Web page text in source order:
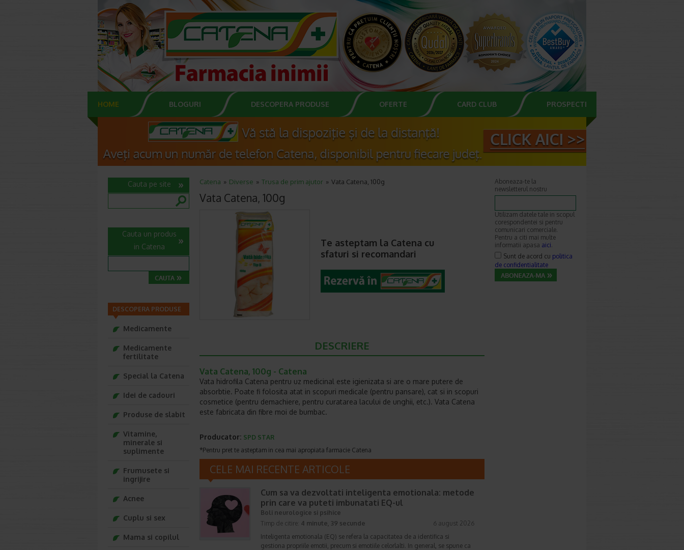
HOME BLOGURI DESCOPERA PRODUSE OFERTE CARD CLUB PROSPECTE
Catena Diverse Trusa de prim ajutor Vata Catena, 100g
Vata Catena, 100g
Te asteptam la Catena cu
sfaturi si recomandari
DESCRIERE
Vata Catena, 100g - Catena
Vata hidrofila Catena pentru uz medicinal este igienizata si are o mare putere de
absorbtie. Poate fi folosita atat in scopuri medicale (pentru pansare), cat si in scopuri
cosmetice (pentru demachiere, pentru curatarea lacului de unghii, etc.). Vata Catena
este fabricata din fibre moi de bumbac.
Producator: SPD STAR
*Pentru pret te asteptam in cea mai apropiata farmacie Catena
CELE MAI RECENTE ARTICOLE
Cum sa va dezvoltati inteligenta emotionala: metode
prin care va puteti imbunatati EQ-ul
Boli neurologice si psihice
Timp de citire: 4 minute, 39 secunde
6 august 2026
Inteligenta emotionala (EQ) se refera la capacitatea de a identifica si
gestiona propriile emotii, precum si emotiile celorlalti. In general, se spune ca
Cauta pe site
Cauta un produs
in Catena
DESCOPERA PRODUSE
Medicamente
Medicamente
fertilitate
Special la Catena
Idei de cadouri
Produse de slabit
Vitamine,
minerale si
suplimente
Frumusete si
ingrijire
Acnee
Cuplu si sex
Mama si copilul
Aboneaza-te la
newsletterul nostru
Utilizam datele tale in scopul
corespondentei si pentru
comunicari comerciale.
Pentru a citi mai multe
informatii apasa aici.
Sunt de acord cu politica
de confidentialitate